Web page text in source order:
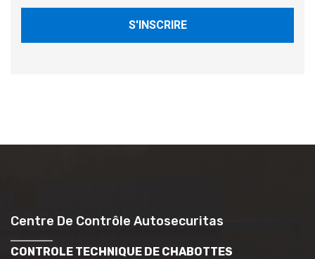
S'INSCRIRE
Centre De Contrôle Autosecuritas
CONTROLE TECHNIQUE DE CHABOTTES